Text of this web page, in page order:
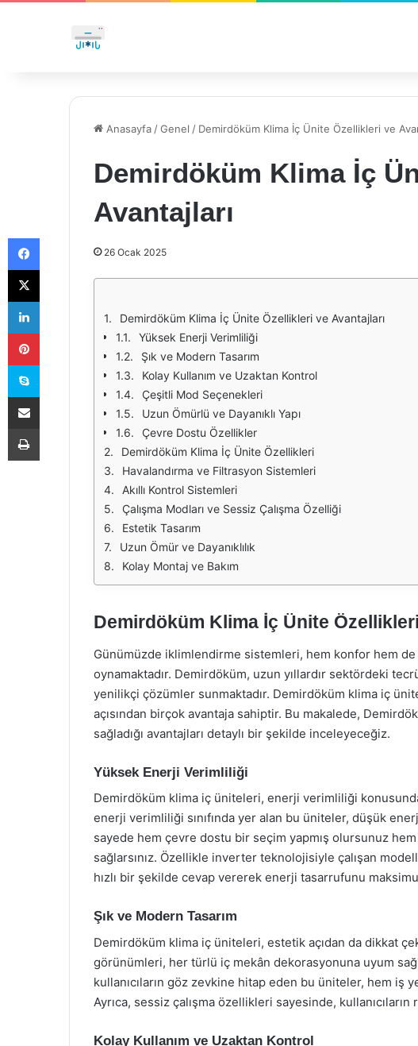
Anasayfa /Genel / Demirdöküm Klima İç Ünite Özellikleri ve
Demirdöküm Klima İç
Avantajları
26 Ocak 2025
Demirdöküm Klima İç Ünite Özellikleri ve Avantajları
Yüksek Enerji Verimliliği
Şık ve Modern Tasarım
Kolay Kullanım ve Uzaktan Kontrol
Çeşitli Mod Seçenekleri
Uzun Ömürlü ve Dayanıklı Yapı
Çevre Dostu Özellikler
Demirdöküm Klima İç Ünite Özellikleri
Havalandırma ve Filtrasyon Sistemleri
Akıllı Kontrol Sistemleri
Çalışma Modları ve Sessiz Çalışma Özelliği
Estetik Tasarım
Uzun Ömür ve Dayanıklılık
Kolay Montaj ve Bakım
Demirdöküm Klima İç Ünite
Günümüzde iklimlendirme sistemleri, hem konfor hem
oynamaktadır. Demirdöküm, uzun yıllardır sektördeki
yenilikçi çözümler sunmaktadır. Demirdöküm klima iç
açısından birçok avantaja sahiptir. Bu makalede,
sağladığı avantajları detaylı bir şekilde inceleyeceğiz.
Yüksek Enerji Verimliliği
Demirdöküm klima iç üniteleri, enerji verimliliği konusunda
enerji verimliliği sınıfında yer alan bu üniteler, düşük
sayede hem çevre dostu bir seçim yapmış olursunuz
sağlarsınız. Özellikle inverter teknolojisiyle çalışan
hızlı bir şekilde cevap vererek enerji tasarrufunu
Şık ve Modern Tasarım
Demirdöküm klima iç üniteleri, estetik açıdan da dikkat
görünümleri, her türlü iç mekân dekorasyonuna uyum
kullanıcıların göz zevkine hitap eden bu üniteler, hem iş
Ayrıca, sessiz çalışma özellikleri sayesinde, kullanıcıların
Kolay Kullanım ve Uzaktan Kontrol
Facebook
X
LinkedIn
Pinterest
Skype
E-Posta ile paylaş